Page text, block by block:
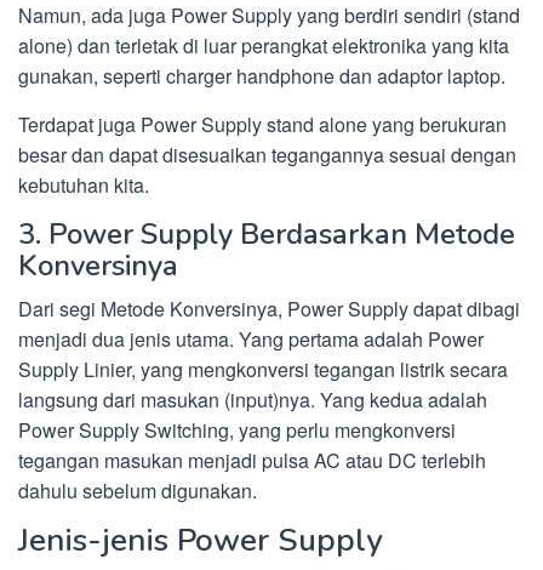
Namun, ada juga Power Supply yang berdiri sendiri (stand
alone) dan terletak di luar perangkat elektronika yang kita
gunakan, seperti charger handphone dan adaptor laptop.
Terdapat juga Power Supply stand alone yang berukuran
besar dan dapat disesuaikan tegangannya sesuai dengan
kebutuhan kita.
3. Power Supply Berdasarkan Metode
Konversinya
Dari segi Metode Konversinya, Power Supply dapat dibagi
menjadi dua jenis utama. Yang pertama adalah Power
Supply Linier, yang mengkonversi tegangan listrik secara
langsung dari masukan (input)nya. Yang kedua adalah
Power Supply Switching, yang perlu mengkonversi
tegangan masukan menjadi pulsa AC atau DC terlebih
dahulu sebelum digunakan.
Jenis-jenis Power Supply